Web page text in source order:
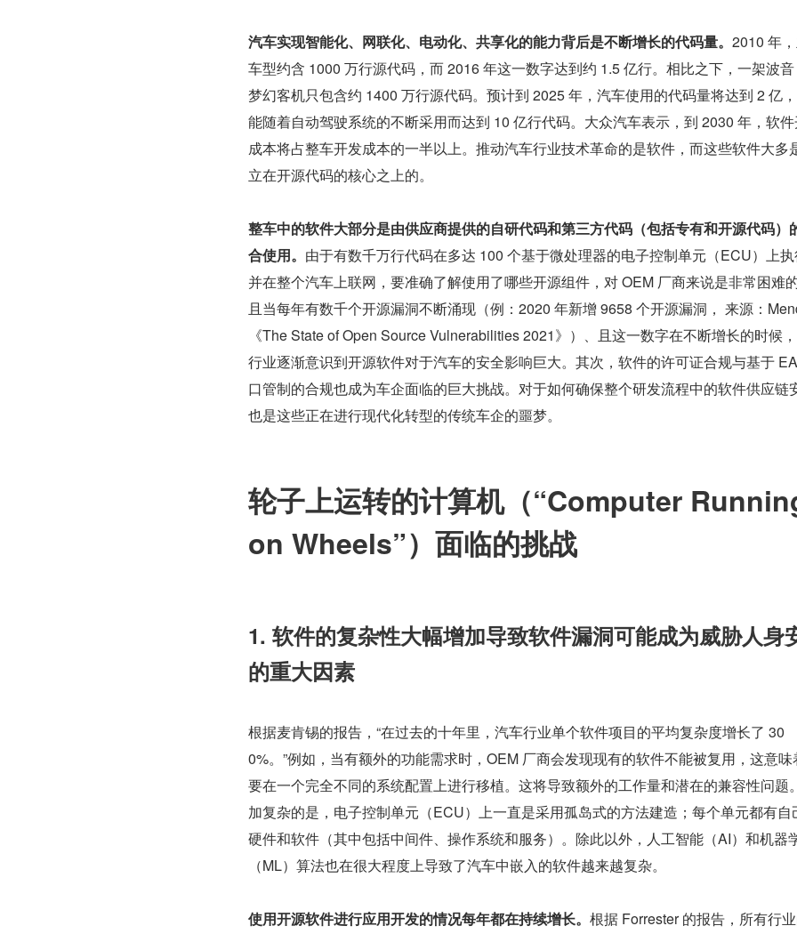
汽车实现智能化、网联化、电动化、共享化的能力背后是不断增长的代码量。 2010 年
车型约含 1000 万行源代码，而 2016 年这一数字达到约 1.5 亿行。相比之下，一架波
梦幻客机只包含约 1400 万行源代码。预计到 2025 年，汽车使用的代码量将达到 2 亿
能随着自动驾驶系统的不断采用而达到 10 亿行代码。大众汽车表示，到 2030 年，软
成本将占整车开发成本的一半以上。推动汽车行业技术革命的是软件，而这些软件大多
立在开源代码的核心之上的。
整车中的软件大部分是由供应商提供的自研代码和第三方代码（包括专有和开源代码）
合使用。 由于有数千万行代码在多达 100 个基于微处理器的电子控制单元（ECU）上执
并在整个汽车上联网，要准确了解使用了哪些开源组件，对 OEM 厂商来说是非常困难
且当每年有数千个开源漏洞不断涌现（例：2020 年新增 9658 个开源漏洞， 来源：
《The State of Open Source Vulnerabilities 2021》）、且这一数字在不断增长的时候
行业逐渐意识到开源软件对于汽车的安全影响巨大。其次，软件的许可证合规与基于
口管制的合规也成为车企面临的巨大挑战。对于如何确保整个研发流程中的软件供应链
也是这些正在进行现代化转型的传统车企的噩梦。
轮子上运转的计算机（“Computer
on Wheels”）面临的挑战
1. 软件的复杂性大幅增加导致软件漏洞可能成为威胁人身
的重大因素
根据麦肯锡的报告，“在过去的十年里，汽车行业单个软件项目的平均复杂度增长了 30
0%。”例如，当有额外的功能需求时，OEM 厂商会发现现有的软件不能被复用，这意味
要在一个完全不同的系统配置上进行移植。这将导致额外的工作量和潜在的兼容性问题
加复杂的是，电子控制单元（ECU）上一直是采用孤岛式的方法建造；每个单元都有自
硬件和软件（其中包括中间件、操作系统和服务）。除此以外，人工智能（AI）和机器
（ML）算法也在很大程度上导致了汽车中嵌入的软件越来越复杂。
使用开源软件进行应用开发的情况每年都在持续增长。 根据 Forrester 的报告，所有行